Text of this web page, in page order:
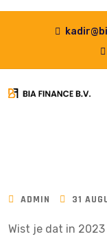
ADMIN 31
Wist je dat in 2023